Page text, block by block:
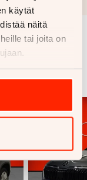
käytät
näitä
tai joita on